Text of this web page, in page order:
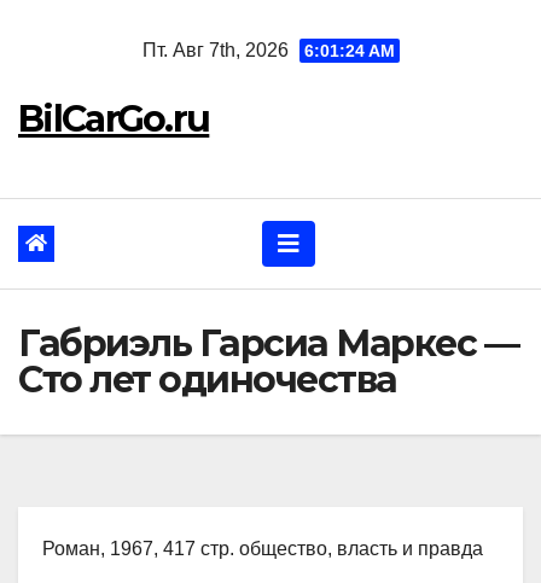
Пт. Авг 7th, 2026 6:01:25 AM
BilCarGo.ru
Габриэль Гарсиа Маркес —
Сто лет одиночества
Роман, 1967, 417 стр. общество, власть и правда